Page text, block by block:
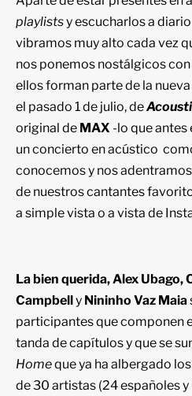
playlistsy escucharlos a
vibramos muy alto cada vez
nos ponemos nostálgicos con
ellos forman parte de la
el pasado 1 de julio, de
original de MAX -lo que antes
un concierto en acústico
conocemos y nos
de nuestros cantantes
a simple vista o a vista de
La bien querida, Alex Ubago,
Campbelly Nininho Vaz Maia
participantes que componen
tanda de capítulos y que se
Homeque ya ha albergado
de 30 artistas (24 españoles